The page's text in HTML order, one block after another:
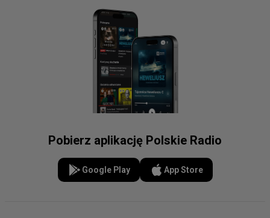
Pobierz aplikację Polskie Radio
Google Play App Store